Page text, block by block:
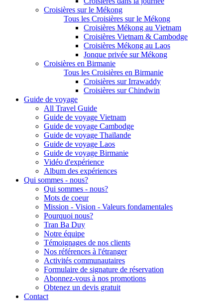
Croisières sur le Mékong
Tous les Croisières sur le Mékong
Croisières Mékong au Vietnam
Croisières Vietnam & Cambodge
Croisières Mékong au Laos
Jonque privée sur Mékong
Croisières en Birmanie
Tous les Croisières en Birmanie
Croisières sur Irrawaddy
Croisières sur Chindwin
Guide de voyage
All Travel Guide
Guide de voyage Vietnam
Guide de voyage Cambodge
Guide de voyage Thaïlande
Guide de voyage Laos
Guide de voyage Birmanie
Vidéo d'expérience
Album des expériences
Qui sommes - nous?
Qui sommes - nous?
Mots de coeur
Mission - Vision - Valeurs fondamentales
Pourquoi nous?
Tran Ba Duy
Notre équipe
Témoignages de nos clients
Nos références à l'étranger
Activités communautaires
Formulaire de signature de réservation
Abonnez-vous à nos promotions
Obtenez un devis gratuit
Contact